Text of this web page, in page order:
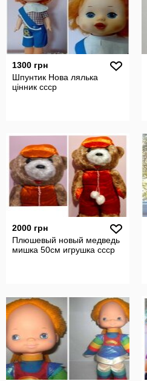
1300 грн
Шпунтик Нова лялька
цінник ссср
2000 грн
Плюшевый новый медведь
мишка 50см игрушка ссср